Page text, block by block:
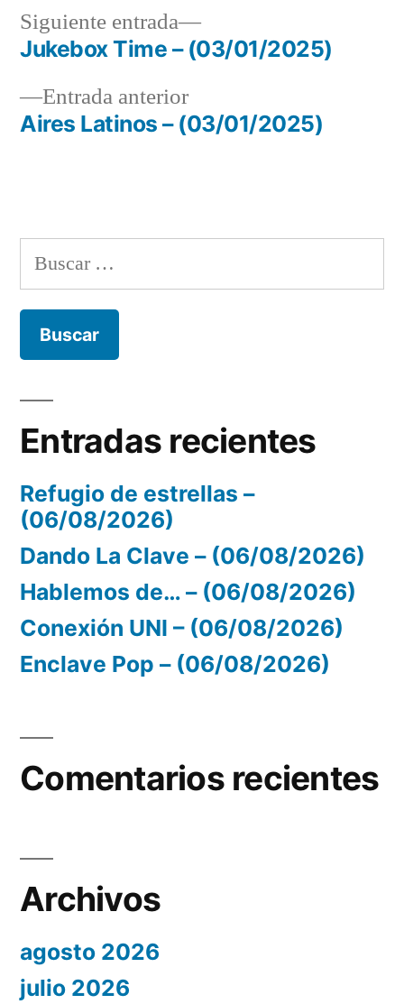
Navegación
deEntrada anteriorEntrada
anterior:
Aires Latinos – (03/01/2025)
Siguiente entrada
Siguiente
entrada:
Jukebox Time – (03/01/2025)
Buscar:
Entradas recientes
Refugio de estrellas –
(06/08/2026)
Dando La Clave – (06/08/2026)
Hablemos de… – (06/08/2026)
Conexión UNI – (06/08/2026)
Enclave Pop – (06/08/2026)
Comentarios recientes
Archivos
agosto 2026
julio 2026